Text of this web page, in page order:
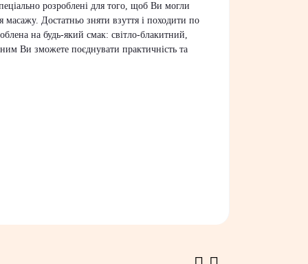
розроблені для того, щоб Ви могли
Достатньо зняти взуття і походити по
на будь-який смак: світло-блакитний,
Ви зможете поєднувати практичність та